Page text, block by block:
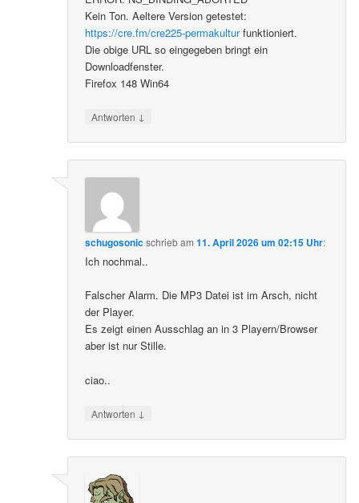
Kein Ton. Aeltere Version getestet:
https://cre.fm/cre225-permakulturfunktioniert.
Die obige URL so eingegeben bringt ein
Downloadfenster.
Firefox 148 Win64
Antworten ↓
schugosonicschriebam11. April 2026 um 02:15 Uhr:
Ich nochmal..
Falscher Alarm. Die MP3 Datei ist im Arsch, nicht
der Player.
Es zeigt einen Ausschlag an in 3 Playern/Browser
aber ist nur Stille.
ciao..
Antworten ↓